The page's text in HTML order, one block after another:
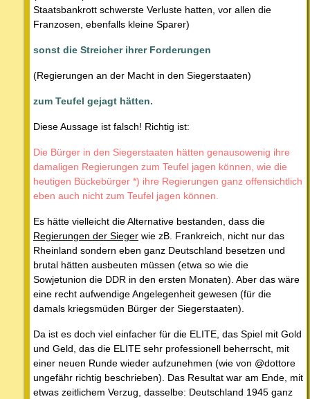
Staatsbankrott schwerste Verluste hatten, vor allen die
Franzosen, ebenfalls kleine Sparer)
sonst die Streicher ihrer Forderungen
(Regierungen an der Macht in den Siegerstaaten)
zum Teufel gejagt hätten.
Diese Aussage ist falsch! Richtig ist:
Die Bürger in den Siegerstaaten hätten genausowenig ihre
damaligen Regierungen zum Teufel jagen können, wie die
heutigen Bückebürger *) ihre Regierungen ganz offensichtlich
eben auch nicht zum Teufel jagen können.
Es hätte vielleicht die Alternative bestanden, dass die
Regierungen der Sieger wie zB. Frankreich, nicht nur das
Rheinland sondern eben ganz Deutschland besetzen und
brutal hätten ausbeuten müssen (etwa so wie die
Sowjetunion die DDR in den ersten Monaten). Aber das wäre
eine recht aufwendige Angelegenheit gewesen (für die
damals kriegsmüden Bürger der Siegerstaaten).
Da ist es doch viel einfacher für die ELITE, das Spiel mit Gold
und Geld, das die ELITE sehr professionell beherrscht, mit
einer neuen Runde wieder aufzunehmen (wie von @dottore
ungefähr richtig beschrieben). Das Resultat war am Ende, mit
etwas zeitlichem Verzug, dasselbe: Deutschland 1945 ganz